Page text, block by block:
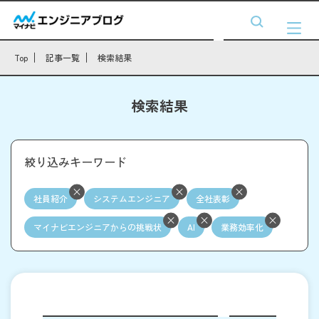
Top 記事一覧 検索結果
検索結果
絞り込みキーワード
社員紹介 システムエンジニア 全社表彰
マイナビエンジニアからの挑戦状 AI 業務効率化